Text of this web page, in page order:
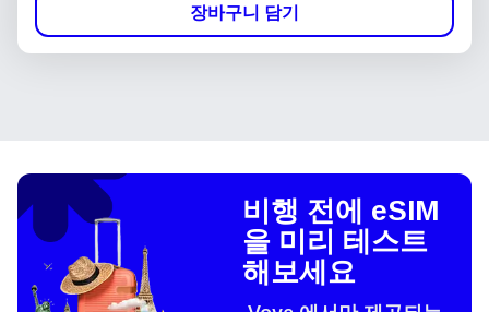
장바구니 담기
비행 전에 eSIM
을 미리 테스트
해보세요